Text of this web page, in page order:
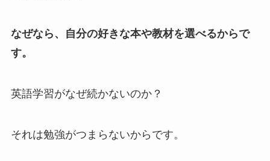
なぜなら、自分の好きな本や教材を選べるからで
す。
英語学習がなぜ続かないのか？
それは勉強がつまらないからです。